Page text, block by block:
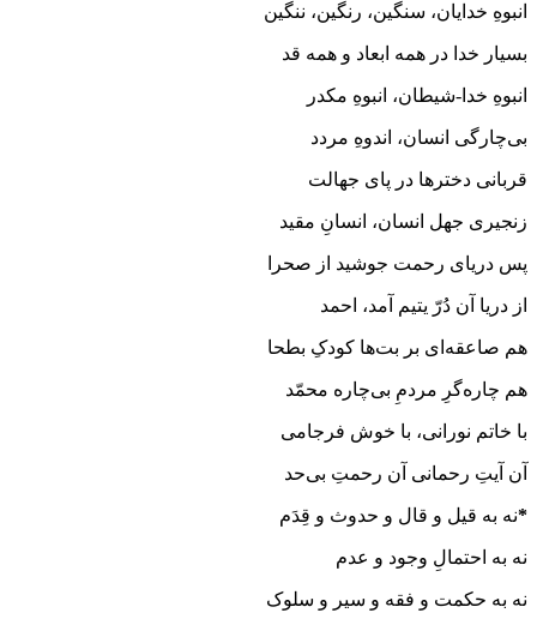
انبوهِ خدایان، سنگین، رنگین، ننگین
بسیار خدا در همه ابعاد و همه قد
انبوهِ خدا-شیطان، انبوهِ مکدر
بی‌چارگی انسان، اندوهِ مردد
قربانی دخترها در پای جهالت
زنجیری جهل انسان، انسانِ مقید
پس دریای رحمت جوشید از صحرا
از دریا آن دُرّ یتیم آمد، احمد
هم صاعقه‌ای بر بت‌ها کودکِ بطحا
هم چاره‌گرِ مردمِ بی‌چاره محمّد
با خاتم نورانی، با خوش فرجامی
آن آیتِ رحمانی آن رحمتِ بی‌حد
*نه به قیل و قال و حدوث و قِدَم
نه به احتمالِ وجود و عدم
نه به حکمت و فقه و سیر و سلوک